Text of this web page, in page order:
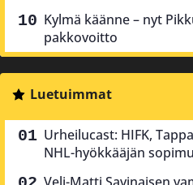
Kylmä käänne – nyt
pakkovoitto
Luetuimmat
Urheilucast: HIFK,
NHL-hyökkääjän